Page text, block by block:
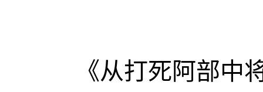
《从打死阿部中